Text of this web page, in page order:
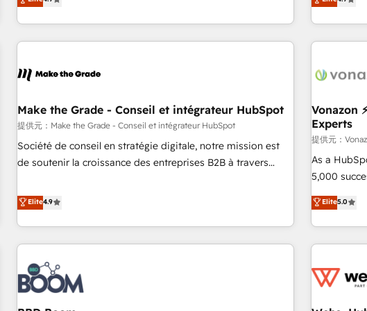
|
strategy, processes, and teams that turn HubSpot into a
genuine growth engine. Named HubSpot's Global Partner of
the Year in 2024, consistently ranked among their top 5
ecosystem, Huble has built a track record that speaks for
offices and consulting teams in the UK, USA, Canada,
Germany, France, Belgium, Singapore, and South Africa.
Certified compliant with ISO/IEC 27001:2022 and ISO
9001:2015 across all seven international offices and 175+
Alignement
partagées • Amélioration de la collecte et de l’analyse des
données pour
de 30
Grâce à
clients,
intégrons
de votre
échange
Make the Grade - Conseil et intégrateur HubSpot
提供元：Make the Grade - Conseil et intégrateur HubSpot
Société de conseil en stratégie digitale, notre mission est
de soutenir la croissance des entreprises B2B à travers
développement des revenus auprès de vos comptes
existants. En France et à l'international, nous travaillons
avec des ETI ambitieuses, des grands groupes voulant aller
au-delà d’une simple transformation digitale et des startups
florissantes. Nos 3 grandes expertises sont : ➤ L’intégration
de CRM et de méthodologie RevOps pour aligner les
équipes marketing, commerciales et support client (data
Elite4.9
Vonazon
Experts
提供元：
As a
5,000
marketing
From
house
revenue. ⚙️ HubSpot Integration & Optimization • Seamless
migrations
Elite5.0